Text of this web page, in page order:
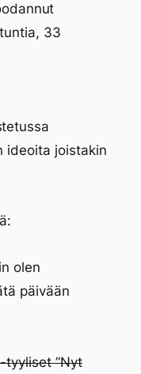
33
ideoita joistakin
olen
päivään
tyyliset ”Nyt